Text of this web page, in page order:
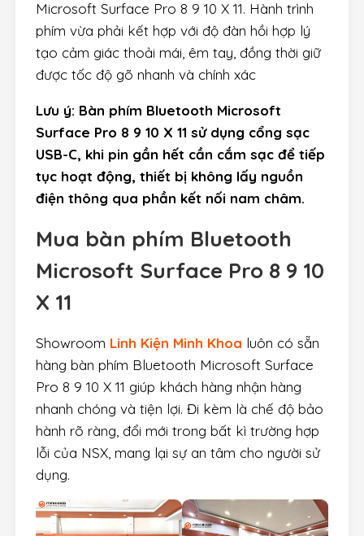
Microsoft Surface Pro 8 9 10 X 11. Hành trình
phím vừa phải kết hợp với độ đàn hồi hợp lý
tạo cảm giác thoải mái, êm tay, đồng thời giữ
được tốc độ gõ nhanh và chính xác
Lưu ý: Bàn phím Bluetooth Microsoft
Surface Pro 8 9 10 X 11 sử dụng cổng sạc
USB-C, khi pin gần hết cần cắm sạc để tiếp
tục hoạt động, thiết bị không lấy nguồn
điện thông qua phần kết nối nam châm.
Mua bàn phím Bluetooth
Microsoft Surface Pro 8 9 10
X 11
Showroom Linh Kiện Minh Khoa luôn có sẵn
hàng bàn phím Bluetooth Microsoft Surface
Pro 8 9 10 X 11 giúp khách hàng nhận hàng
nhanh chóng và tiện lợi. Đi kèm là chế độ bảo
hành rõ ràng, đổi mới trong bất kì trường hợp
lỗi của NSX, mang lại sự an tâm cho người sử
dụng.